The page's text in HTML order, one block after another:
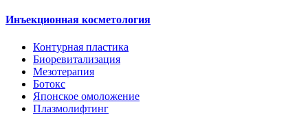
Инъекционная косметология
Контурная пластика
Биоревитализация
Мезотерапия
Ботокс
Японское омоложение
Плазмолифтинг